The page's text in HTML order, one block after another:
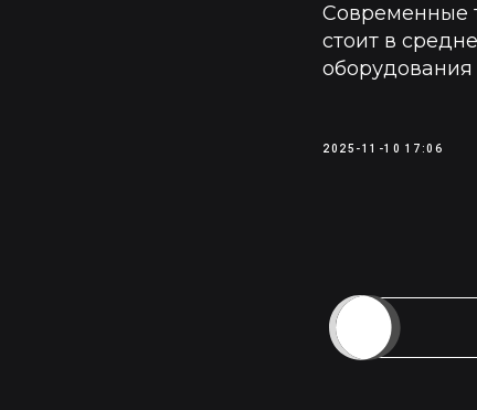
Современные
стоит в
оборудования
2025-11-10 17:06